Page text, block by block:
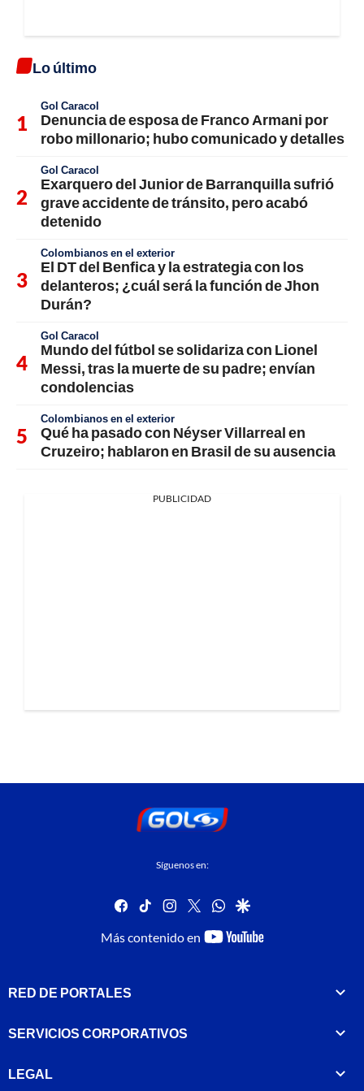
Lo último
Gol Caracol
Denuncia de esposa de Franco Armani por
robo millonario; hubo comunicado y detalles
Gol Caracol
Exarquero del Junior de Barranquilla sufrió
grave accidente de tránsito, pero acabó
detenido
Colombianos en el exterior
El DT del Benfica y la estrategia con los
delanteros; ¿cuál será la función de Jhon
Durán?
Gol Caracol
Mundo del fútbol se solidariza con Lionel
Messi, tras la muerte de su padre; envían
condolencias
Colombianos en el exterior
Qué ha pasado con Néyser Villarreal en
Cruzeiro; hablaron en Brasil de su ausencia
PUBLICIDAD
Síguenos en:
facebook
tiktok instagram
twitterwhatsapp
google
Más contenido en
youtube-
RED DE PORTALES
SERVICIOS CORPORATIVOS
LEGAL